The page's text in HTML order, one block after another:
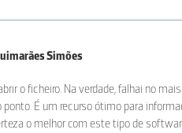
Simões
o ficheiro. Na verdade, falhai no
É um recurso ótimo para
o melhor com este tipo de